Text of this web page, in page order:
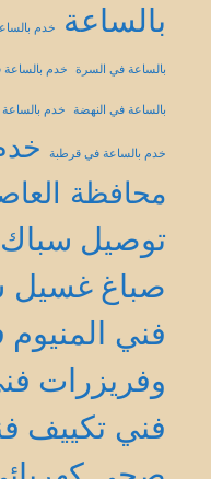
بالساعة
خدم
بالساعة في السرة خدم بالساعة
بالساعة في النهضة خدم
خدم بالساعة في قرطبة
محافظة
توصيل سباك
صباغ غسيل
فني المنيوم
وفريزرات
فني تكييف